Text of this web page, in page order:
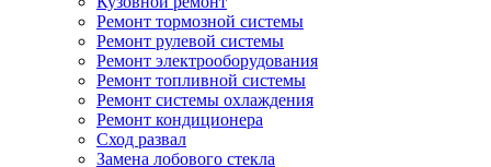
Ремонт тормозной системы
Ремонт рулевой системы
Ремонт электрооборудования
Ремонт топливной системы
Ремонт системы охлаждения
Ремонт кондиционера
Сход развал
Замена лобового стекла